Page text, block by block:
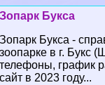
Зопарк Букса
Зопарк Букса -
зоопарке в г. Букс
телефоны, график
сайт в 2023 году...